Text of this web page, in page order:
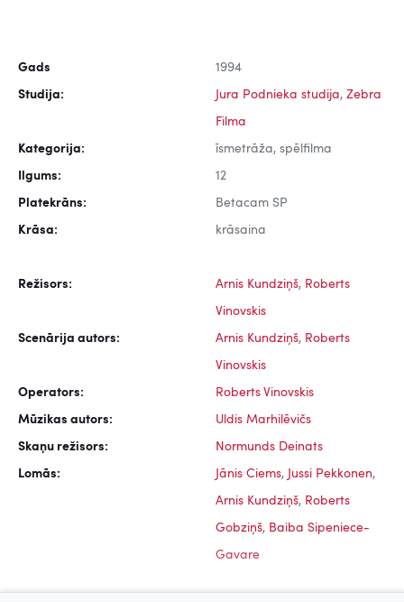
Gads 1994
Studija: Jura Podnieka studija, Zebra
Filma
Kategorija: īsmetrāža, spēlfilma
Ilgums: 12
Platekrāns: Betacam SP
Krāsa: krāsaina
Režisors: Arnis Kundziņš, Roberts
Vinovskis
Scenārija autors: Arnis Kundziņš, Roberts
Vinovskis
Operators: Roberts Vinovskis
Mūzikas autors: Uldis Marhilēvičs
Skaņu režisors: Normunds Deinats
Lomās: Jānis Ciems, Jussi Pekkonen,
Arnis Kundziņš, Roberts
Gobziņš, Baiba Sipeniece-
Gavare